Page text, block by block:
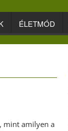
ÉLETMÓD
mint amilyen a